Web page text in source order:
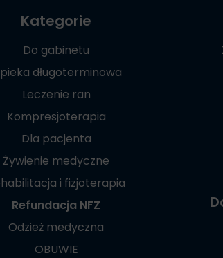
Kategorie
Do gabinetu
długoterminowa
Leczenie ran
Kompresjoterapia
Dla pacjenta
Żywienie medyczne
i fizjoterapia
Refundacja NFZ
Odzież medyczna
OBUWIE